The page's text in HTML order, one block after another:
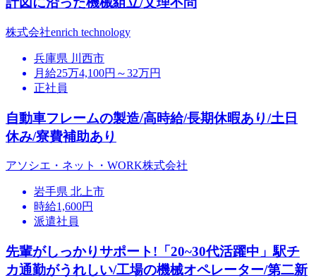
株式会社enrich technology
兵庫県 川西市
月給25万4,100円～32万円
正社員
自動車フレームの製造/高時給/長期休暇あり/土日
休み/寮費補助あり
アソシエ・ネット・WORK株式会社
岩手県 北上市
時給1,600円
派遣社員
先輩がしっかりサポート!「20~30代活躍中」駅チ
カ通勤がうれしい/工場の機械オペレーター/第二新